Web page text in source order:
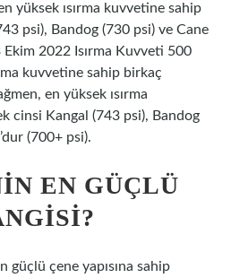
yüksek ısırma kuvvetine sahip
psi), Bandog (730 psi) ve Cane
Ekim 2022 Isırma Kuvveti 500
kuvvetine sahip birkaç
en yüksek ısırma
cinsi Kangal (743 psi), Bandog
(700+ psi).
EN GÜÇLÜ
güçlü çene yapısına sahip